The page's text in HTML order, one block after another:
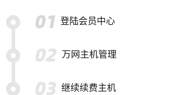
登陆会员中心
万网主机管理
继续续费主机